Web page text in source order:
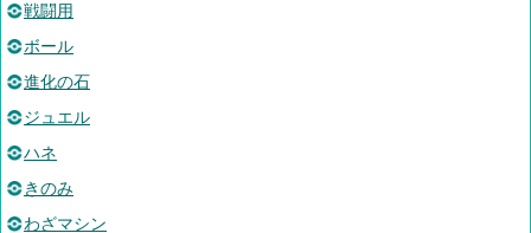
戦闘用
ボール
進化の石
ジュエル
ハネ
きのみ
わざマシン